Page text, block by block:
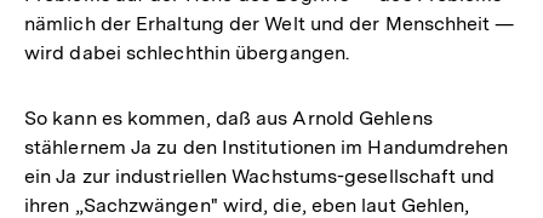
nämlich der Erhaltung der Welt und der Menschheit —
wird dabei schlechthin übergangen.
So kann es kommen, daß aus Arnold Gehlens
stählernem Ja zu den Institutionen im Handumdrehen
ein Ja zur industriellen Wachstums-gesellschaft und
ihren „Sachzwängen" wird, die, eben laut Gehlen,